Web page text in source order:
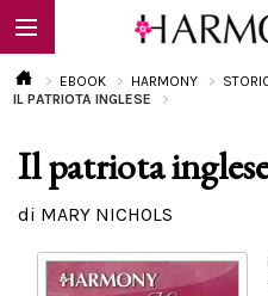
EBOOK
EBOOK HARMONY
IL PATRIOTA INGLESE
Il patriota
di MARY NICHOLS